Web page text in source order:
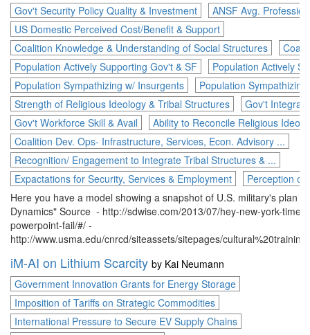
Gov't Security Policy Quality & Investment
ANSF Avg.
US Domestic Perceived Cost/Benefit & Support
Coalition Knowledge & Understanding of Social Structures
Population Actively Supporting Gov't & SF
Population Actively
Population Sympathizing w/ Insurgents
Population
Strength of Religious Ideology & Tribal Structures
Gov't
Gov't Workforce Skill & Avail
Ability to Reconcile Religious
Coalition Dev. Ops- Infrastructure, Services, Econ. Advisory ...
Recognition/ Engagement to Integrate Tribal Structures & ...
Expactations for Security, Services & Employment
Perception of
Here you have a model showing a snapshot of U.S. military's plan
Dynamics" Source - http://sdwise.com/2013/07/hey-new-york-
powerpoint-fail/#/ -
http://www.usma.edu/cnrcd/siteassets/sitepages/
iM-AI on Lithium Scarcity by Kai Neumann
Government Innovation Grants for Energy Storage
Imposition of Tariffs on Strategic Commodities
International Pressure to Secure EV Supply Chains